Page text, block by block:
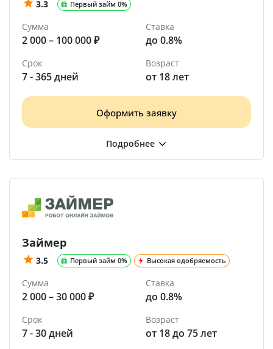
3.3 Первый займ 0%
Сумма
2 000 – 100 000 ₽
Ставка
до 0.8%
Срок
7 - 365 дней
Возраст
от 18 лет
Оформить заявку
Займер
3.5 Первый займ 0% Высокая одобряемость
Сумма
2 000 – 30 000 ₽
Ставка
до 0.8%
Срок
7 - 30 дней
Возраст
от 18 до 75 лет